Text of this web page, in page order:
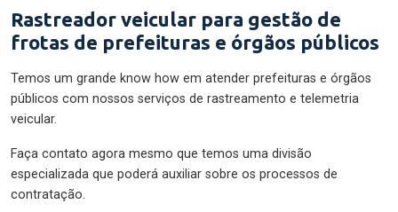
Rastreador veicular para gestão de
frotas de prefeituras e órgãos públicos
Temos um grande know how em atender prefeituras e órgãos
públicos com nossos serviços de rastreamento e telemetria
veicular.
Faça contato agora mesmo que temos uma divisão
especializada que poderá auxiliar sobre os processos de
contratação.